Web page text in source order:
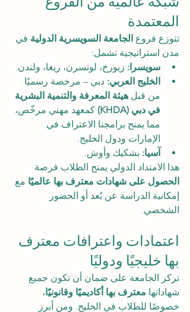
المعتمدة
تتوزع فروع الجامعة السويسرية الدولية في
مدن استراتيجية تشمل:
سويسرا: زيورخ، لوتسرن، ريغا، ولندن.
الخليج العربي: دبي – مرخصة رسميًا
من قبل هيئة المعرفة والتنمية البشرية
في دبي (KHDA)
كمعهد مهني مرخّص،
مما يمنح برامجنا الاعتراف في
الإمارات ودول الخليج.
آسيا: بشكيك وأوش.
هذا الامتداد الدولي يمنح الطلاب فرصة
الحصول على شهادات معترف بها عالميًا مع
إمكانية الدراسة عن بُعد أو الحضور
الشخصي.
اعتمادات واعترافات معترف
بها خليجيًا ودوليًا
تركز الجامعة على ضمان أن تكون جميع
شهاداتها معترف بها أكاديميًا وقانونيًا،
خصوصًا للطلاب في الخليج. ومن أبرز